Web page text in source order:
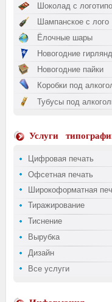
Шоколад с
Шампанское с лого
Ёлочные шары
Новогодние
Новогодние пайки
Коробки под
Тубусы под
Услуги
Цифровая печать
Офсетная печать
Широкоформатная
Тиражирование
Тиснение
Вырубка
Дизайн
Все услуги